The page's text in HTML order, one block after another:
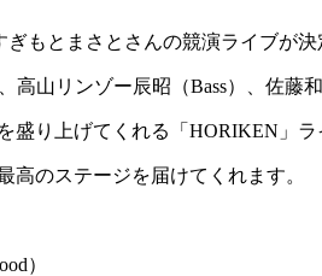
もとまさとさんの競演ライブが決
山リンゾー辰昭（Bass）、佐藤
盛り上げてくれる「HORIKEN」ラ
高のステージを届けてくれます。
）